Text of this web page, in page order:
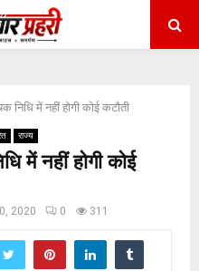
निधि में नहीं होगी कोई कटौती
राज्य
में नहीं होगी कोई
2020 0 311